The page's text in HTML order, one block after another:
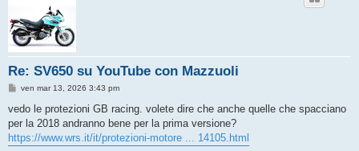
Re: SV650 su YouTube con Mazzuoli
M
s
a
g
g
ven mar 13, 2026 3:43 pm
vedo le protezioni GB racing. volete dire che anche quelle che spacciano
per la 2018 andranno bene per la prima versione?
https://www.wrs.it/it/protezioni-motore ... 14105.html